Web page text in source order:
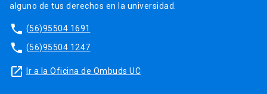
alguno de tus derechos en la universidad.
phone (56)95504 1691
phone (56)95504 1247
launch Ir a la Oficina de Ombuds UC